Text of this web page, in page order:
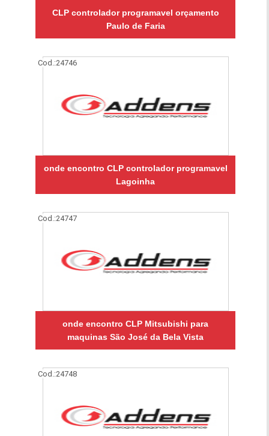
CLP controlador programavel orçamento
Paulo de Faria
Cod.:24746
onde encontro CLP controlador programavel
Lagoinha
Cod.:24747
onde encontro CLP Mitsubishi para
maquinas São José da Bela Vista
Cod.:24748